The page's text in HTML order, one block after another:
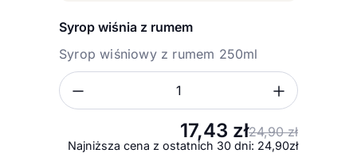
Syrop wiśnia z rumem
Syrop wiśniowy z rumem 250ml
24,90zł
17,43 zł
Najniższa cena z ostatnich 30 dni: 24,90zł
Zmniejsz ilość